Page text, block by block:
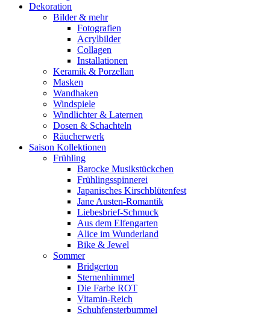
Dekoration
Bilder & mehr
Fotografien
Acrylbilder
Collagen
Installationen
Keramik & Porzellan
Masken
Wandhaken
Windspiele
Windlichter & Laternen
Dosen & Schachteln
Räucherwerk
Saison Kollektionen
Frühling
Barocke Musikstückchen
Frühlingsspinnerei
Japanisches Kirschblütenfest
Jane Austen-Romantik
Liebesbrief-Schmuck
Aus dem Elfengarten
Alice im Wunderland
Bike & Jewel
Sommer
Bridgerton
Sternenhimmel
Die Farbe ROT
Vitamin-Reich
Schuhfensterbummel